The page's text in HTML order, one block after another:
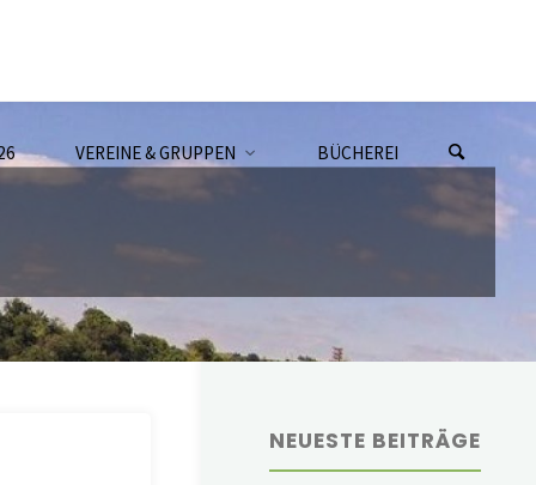
VEREINE & GRUPPEN BÜCHEREI
NEUESTE BEITRÄGE